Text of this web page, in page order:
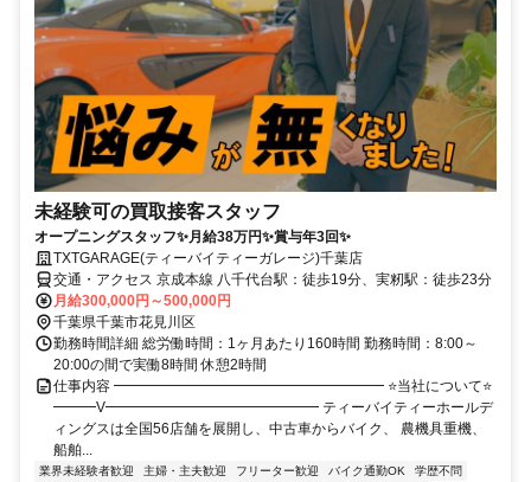
未経験可の買取接客スタッフ
オープニングスタッフ✨月給38万円✨賞与年3回✨
TXTGARAGE(ティーバイティーガレージ)千葉店
交通・アクセス 京成本線 八千代台駅：徒歩19分、実籾駅：徒歩23分
月給300,000円～500,000円
千葉県千葉市花見川区
勤務時間詳細 総労働時間：1ヶ月あたり160時間 勤務時間：8:00～
20:00の間で実働8時間 休憩2時間
仕事内容 ━━━━━━━━━━━━━━━━━━━ ⭐当社について⭐
━━━V━━━━━━━━━━━━━━━ ティーバイティーホールデ
ィングスは全国56店舗を展開し、中古車からバイク、 農機具重機、
船舶...
業界未経験者歓迎 主婦・主夫歓迎 フリーター歓迎 バイク通勤OK
学歴不問